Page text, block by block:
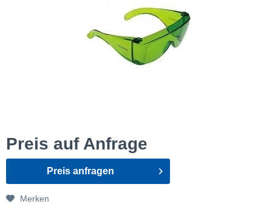
Preis auf Anfrage
Preis anfragen
Merken